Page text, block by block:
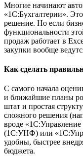
Многие начинают
«1С:Бухгалтерии».
решение. Но если
функциональности
продаж работает в
закупки вообще
Как сделать
С самого начала
и ближайшие планы
штат и простая
сложного решения
вроде
(1С:УНФ) или
удобны, быстрее
бюджета.